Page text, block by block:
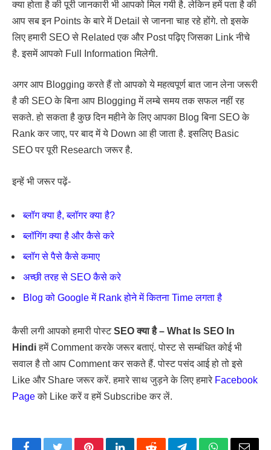
क्या होता है की पूरी जानकारी भी आपको मिल गयी है. लेकिन हमें पता है की
आप सब इन Points के बारे में Detail से जानना चाह रहे होंगे. तो इसके
लिए हमारी SEO से Related एक और Post पढ़िए जिसका Link नीचे
है. इसमें आपको Full Information मिलेगी.
अगर आप Blogging करते हैं तो आपको ये महत्वपूर्ण बात जान लेना जरूरी
है की SEO के बिना आप Blogging में लम्बे समय तक सफल नहीं रह
सकते. हो सकता है कुछ दिन महीने के लिए आपका Blog बिना SEO के
Rank कर जाए, पर बाद में ये Down आ ही जाता है. इसलिए Basic
SEO पर पूरी Research जरूर है.
इन्हें भी जरूर पढ़ें-
ब्लॉग क्या है, ब्लॉगर क्या है?
ब्लॉगिंग क्या है और कैसे करे
ब्लॉग से पैसे कैसे कमाए
अच्छी तरह से SEO कैसे करे
Blog को Google में Rank होने में कितना Time लगता है
कैसी लगी आपको हमारी पोस्टSEO क्या है – What Is SEO In
Hindiहमें Comment करके जरूर बताएं. पोस्ट से सम्बंधित कोई भी
सवाल है तो आप Comment कर सकते हैं. पोस्ट पसंद आई हो तो इसे
Like और Share जरूर करें. हमारे साथ जुड़ने के लिए हमारे Facebook
Pageको Like करें व हमें Subscribe कर लें.